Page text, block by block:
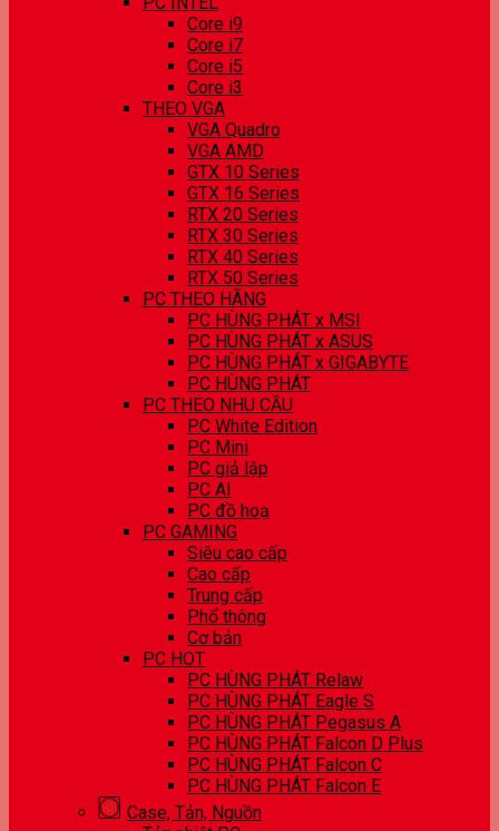
Core i9
Core i7
Core i5
Core i3
THEO VGA
VGA Quadro
VGA AMD
GTX 10 Series
GTX 16 Series
RTX 20 Series
RTX 30 Series
RTX 40 Series
RTX 50 Series
PC THEO HÃNG
PC HÙNG PHÁT x MSI
PC HÙNG PHÁT x ASUS
PC HÙNG PHÁT x GIGABYTE
PC HÙNG PHÁT
PC THEO NHU CẦU
PC White Edition
PC Mini
PC giả lập
PC AI
PC đồ hoạ
PC GAMING
Siêu cao cấp
Cao cấp
Trung cấp
Phổ thông
Cơ bản
PC HOT
PC HÙNG PHÁT Relaw
PC HÙNG PHÁT Eagle S
PC HÙNG PHÁT Pegasus A
PC HÙNG PHÁT Falcon D Plus
PC HÙNG PHÁT Falcon C
PC HÙNG PHÁT Falcon E
Case, Tản, Nguồn